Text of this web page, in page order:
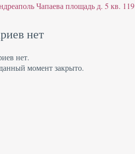
Чапаева площадь д. 5 кв. 119
нет
нет.
момент закрыто.